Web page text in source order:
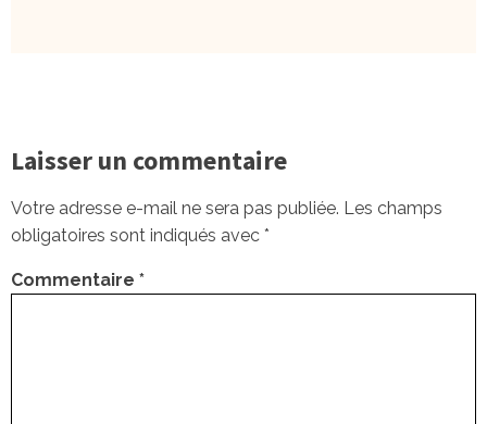
Laisser un commentaire
Votre adresse e-mail ne sera pas publiée. Les champs
obligatoires sont indiqués avec *
Commentaire *